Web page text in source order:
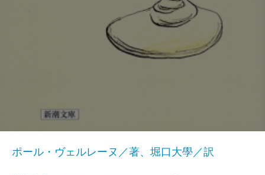
ポール・ヴェルレーヌ／著、堀口大學／訳